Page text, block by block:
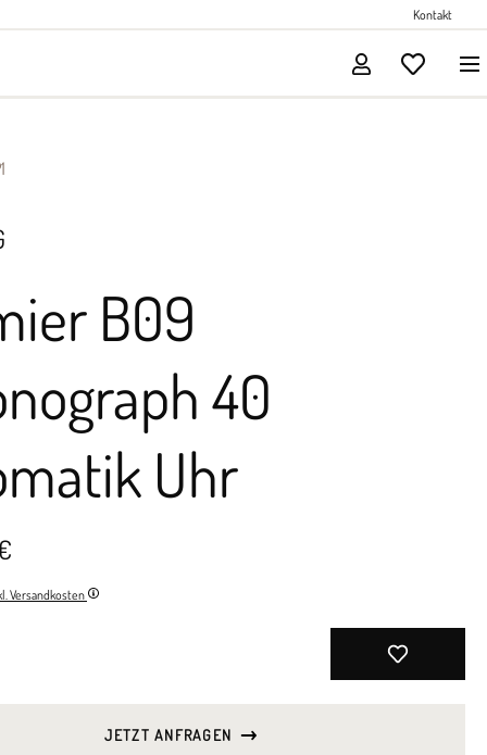
Kontakt
B09
40
Uhr
Versandkosten
JETZT ANFRAGEN